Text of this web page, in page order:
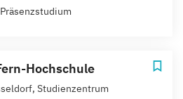
Hochschule
Studienzentrum